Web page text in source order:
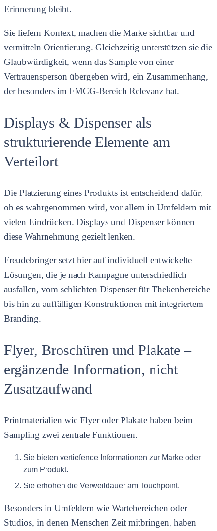
Erinnerung bleibt.
Sie liefern Kontext, machen die Marke sichtbar und
vermitteln Orientierung. Gleichzeitig unterstützen sie die
Glaubwürdigkeit, wenn das Sample von einer
Vertrauensperson übergeben wird, ein Zusammenhang,
der besonders im FMCG-Bereich Relevanz hat.
Displays & Dispenser als
strukturierende Elemente am
Verteilort
Die Platzierung eines Produkts ist entscheidend dafür,
ob es wahrgenommen wird, vor allem in Umfeldern mit
vielen Eindrücken. Displays und Dispenser können
diese Wahrnehmung gezielt lenken.
Freudebringer setzt hier auf individuell entwickelte
Lösungen, die je nach Kampagne unterschiedlich
ausfallen, vom schlichten Dispenser für Thekenbereiche
bis hin zu auffälligen Konstruktionen mit integriertem
Branding.
Flyer, Broschüren und Plakate –
ergänzende Information, nicht
Zusatzaufwand
Printmaterialien wie Flyer oder Plakate haben beim
Sampling zwei zentrale Funktionen:
Sie bieten vertiefende Informationen zur Marke oder
zum Produkt.
Sie erhöhen die Verweildauer am Touchpoint.
Besonders in Umfeldern wie Wartebereichen oder
Studios, in denen Menschen Zeit mitbringen, haben